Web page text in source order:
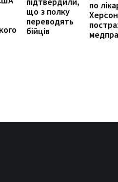
що з полку
переводять
бійців
по